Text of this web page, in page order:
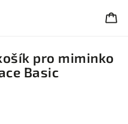
pro miminko
Basic